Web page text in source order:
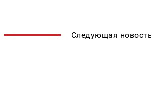
Следующая